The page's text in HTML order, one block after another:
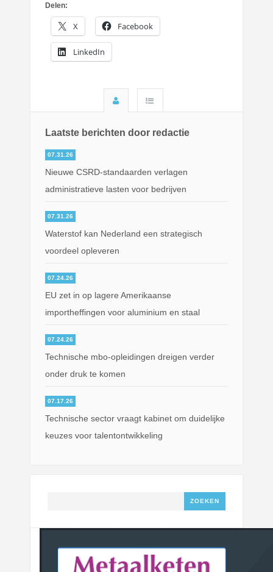
Delen:
X Facebook
LinkedIn
Laatste berichten door redactie
07.31.26
Nieuwe CSRD-standaarden verlagen
administratieve lasten voor bedrijven
07.31.26
Waterstof kan Nederland een strategisch
voordeel opleveren
07.24.26
EU zet in op lagere Amerikaanse
importheffingen voor aluminium en staal
07.24.26
Technische mbo-opleidingen dreigen verder
onder druk te komen
07.17.26
Technische sector vraagt kabinet om duidelijke
keuzes voor talentontwikkeling